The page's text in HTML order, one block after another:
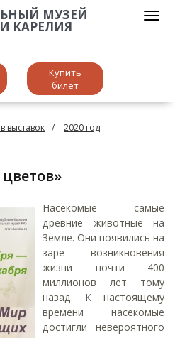
МУЗЕЙ
КАРЕЛИЯ
Купить
билет
выставок
2020 год
цветов»
Насекомые – самые
древние животные на
Земле. Они появились на
заре возникновения
жизни почти 400
миллионов лет тому
назад. К настоящему
времени насекомые
достигли невероятного